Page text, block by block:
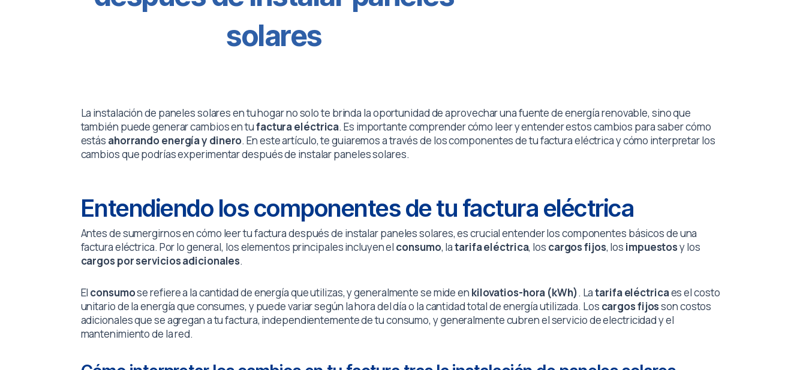
solares
La instalación de paneles solares en tu hogar no solo te brinda la oportunidad de aprovechar una fuente de energía renovable, sino que
también puede generar cambios en tufactura eléctrica. Es importante comprender cómo leer y entender estos cambios para saber cómo
estás ahorrando energía y dinero. En este artículo, te guiaremos a través de los componentes de tu factura eléctrica y cómo interpretar los
cambios que podrías experimentar después de instalar paneles solares.
Entendiendo los componentes de tu factura eléctrica
Antes de sumergirnos en cómo leer tu factura después de instalar paneles solares, es crucial entender los componentes básicos de una
factura eléctrica. Por lo general, los elementos principales incluyen el consumo, latarifa eléctrica, los cargos fijos, los impuestosy los
cargos por servicios adicionales.
El consumose refiere a la cantidad de energía que utilizas, y generalmente se mide en kilovatios-hora (kWh). Latarifa eléctricaes el costo
unitario de la energía que consumes, y puede variar según la hora del día o la cantidad total de energía utilizada. Los cargos fijosson costos
adicionales que se agregan a tu factura, independientemente de tu consumo, y generalmente cubren el servicio de electricidad y el
mantenimiento de la red.